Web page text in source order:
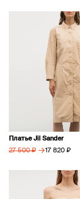
Платье Jil Sander
27 500 ₽ → 17 820 ₽